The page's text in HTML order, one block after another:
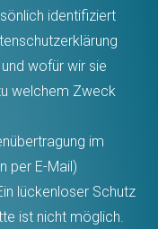
identifiziert
wofür wir sie
welchem Zweck
im
per E-Mail)
lückenloser Schutz
ist nicht möglich.